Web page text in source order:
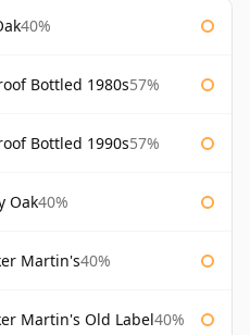
40%
Bottled 1980s57%
Bottled 1990s57%
Oak40%
Martin's40%
Martin's Old Label40%